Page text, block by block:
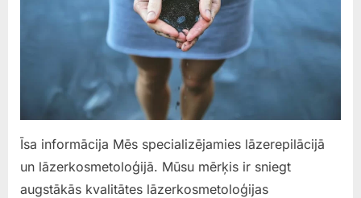
Īsa informācija Mēs specializējamies lāzerepilācijā
un lāzerkosmetoloģijā. Mūsu mērķis ir sniegt
augstākās kvalitātes lāzerkosmetoloģijas